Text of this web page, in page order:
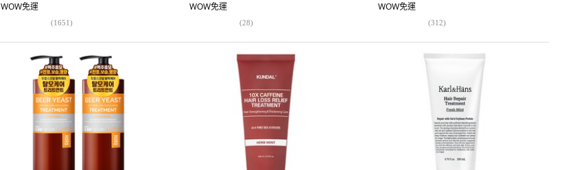
WOW免運
(1651)
WOW免運
(28)
WOW免運
(312)